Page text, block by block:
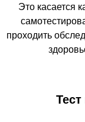
Это касается
проходить